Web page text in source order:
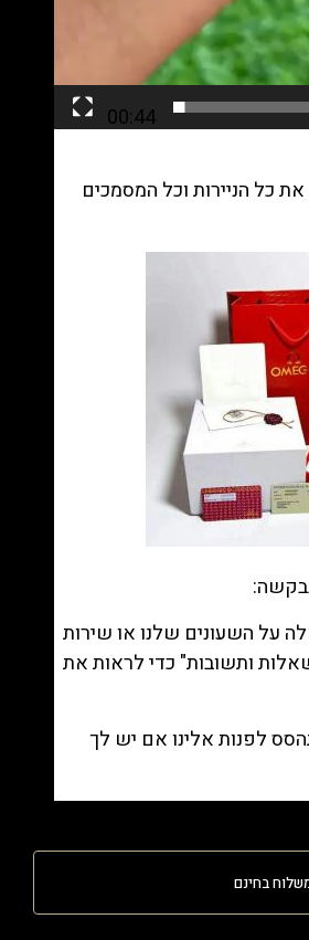
00:44
כל הניירות וכל המסמכים
על השעונים שלנו או שירות
ותשובות" כדי לראות את
לפנות אלינו אם יש לך
בחינם